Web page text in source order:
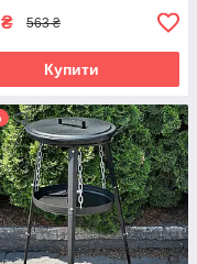
₴ 563 ₴
Купити